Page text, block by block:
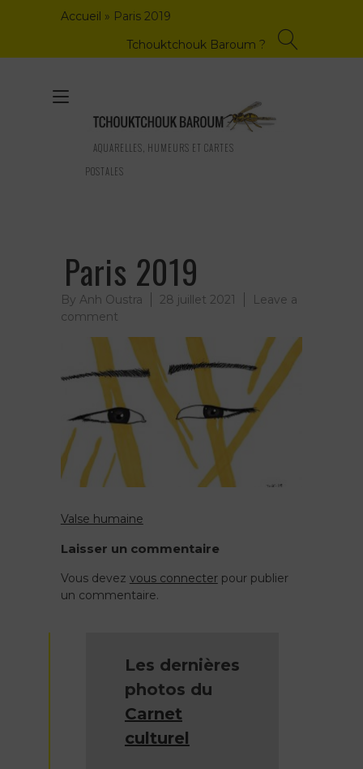
Accueil » Paris 2019
Tchouktchouk Baroum ?
AQUARELLES, HUMEURS ET CARTES
POSTALES
Toggle
navigation
Paris 2019
By Anh Oustra 28 juillet 2021
Leave a
commenton
2019
Navigation
de
l’article
Valse humaine
Laisser un commentaire
Vous devez vous connecterpour publier
un commentaire.
Les dernières
photos du
Carnet
culturel